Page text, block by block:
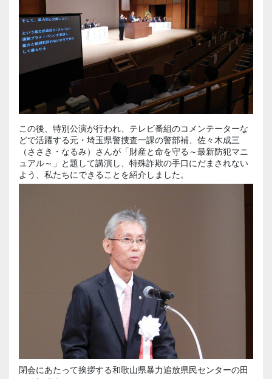
この後、特別公演が行われ、テレビ番組のコメンテーターな
どで活躍する元・埼玉県警捜査一課の警部補、佐々木成三
（ささき・なるみ）さんが「財産と命を守る～最新防犯マニ
ュアル～」と題して講演し、特殊詐欺の手口にだまされない
よう、私たちにできることを紹介しました。
閉会にあたって挨拶する和歌山県暴力追放県民センターの田